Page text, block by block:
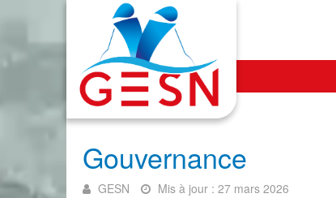
Gouvernance
GESN Mis à jour : 27 mars 2026